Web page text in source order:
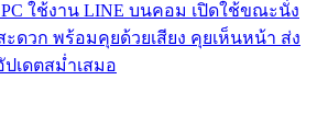
ใช้งาน LINE บนคอม เปิดใช้ขณะนั่ง
ดวก พร้อมคุยด้วยเสียง คุยเห็นหน้า ส่ง
เดตสม่ำเสมอ